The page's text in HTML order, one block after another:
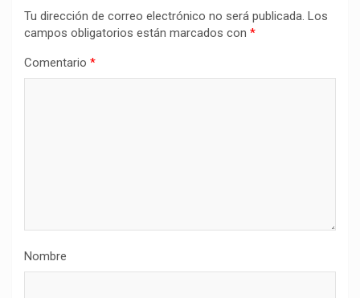
Tu dirección de correo electrónico no será publicada. Los
campos obligatorios están marcados con *
Comentario *
Nombre